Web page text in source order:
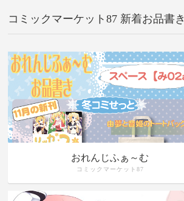
コミックマーケット87 新着お品書き
おれんじふぁ～む
コミックマーケット87